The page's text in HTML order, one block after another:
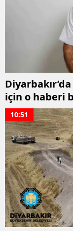
için o haberi
umut olabilir
10:51